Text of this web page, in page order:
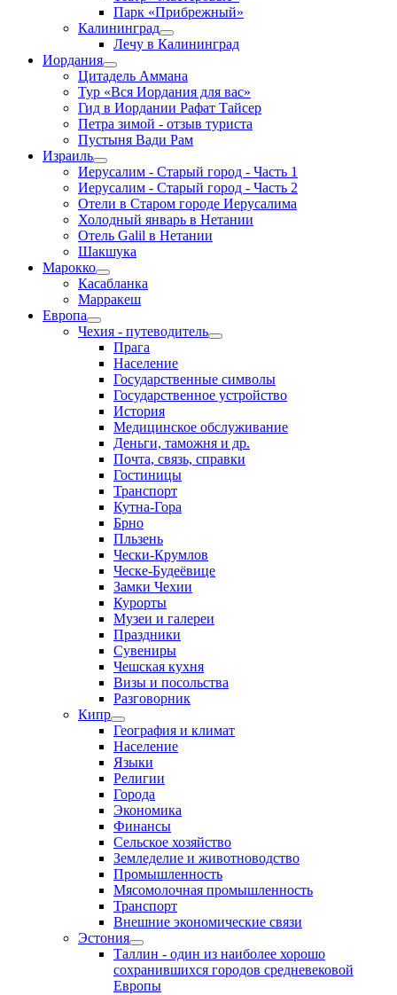
Парк «Прибрежный»
Калининград
Лечу в Калининград
Иордания
Цитадель Аммана
Тур «Вся Иордания для вас»
Гид в Иордании Рафат Тайсер
Петра зимой - отзыв туриста
Пустыня Вади Рам
Израиль
Иерусалим - Старый город - Часть 1
Иерусалим - Старый город - Часть 2
Отели в Старом городе Иерусалима
Холодный январь в Нетании
Отель Galil в Нетании
Шакшука
Марокко
Касабланка
Марракеш
Европа
Чехия - путеводитель
Прага
Население
Государственные символы
Государственное устройство
История
Медицинское обслуживание
Деньги, таможня и др.
Почта, связь, справки
Гостиницы
Транспорт
Кутна-Гора
Брно
Пльзень
Чески-Крумлов
Ческе-Будеёвице
Замки Чехии
Курорты
Музеи и галереи
Праздники
Сувениры
Чешская кухня
Визы и посольства
Разговорник
Кипр
География и климат
Население
Языки
Религии
Города
Экономика
Финансы
Сельское хозяйство
Земледелие и животноводство
Промышленность
Мясомолочная промышленность
Транспорт
Внешние экономические связи
Эстония
Таллин - один из наиболее хорошо
сохранившихся городов средневековой
Европы